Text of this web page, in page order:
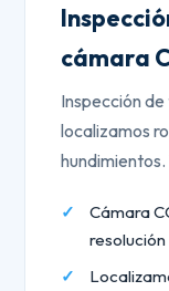
cámara
Inspección
localizamos
Cámara
resolución